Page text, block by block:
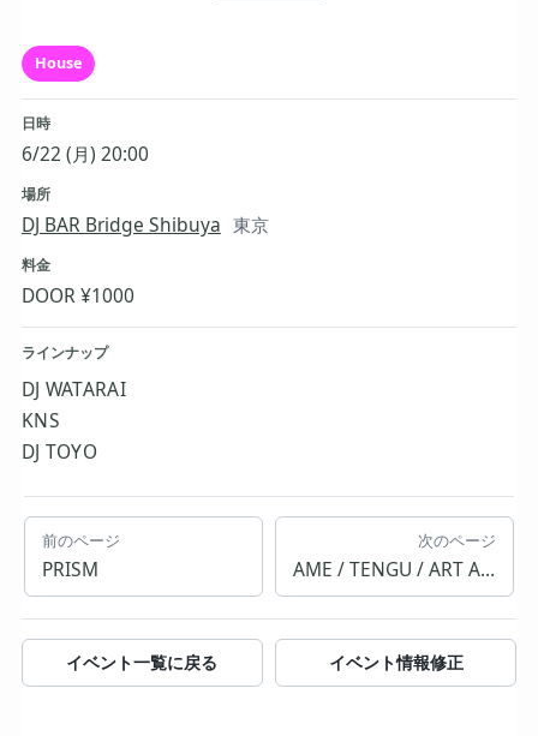
House
日時
6/22 (月) 20:00
場所
DJ BAR Bridge Shibuya 東京
料金
DOOR ¥1000
ラインナップ
DJ WATARAI
KNS
DJ TOYO
前のページ
PRISM
次のページ
AME / TENGU / ART AKIRA
イベント一覧に戻る イベント情報修正